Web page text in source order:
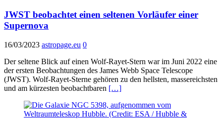
JWST beobachtet einen seltenen Vorläufer einer
Supernova
16/03/2023 astropage.eu 0
Der seltene Blick auf einen Wolf-Rayet-Stern war im Juni 2022 eine
der ersten Beobachtungen des James Webb Space Telescope
(JWST). Wolf-Rayet-Sterne gehören zu den hellsten, massereichsten
und am kürzesten beobachtbaren […]